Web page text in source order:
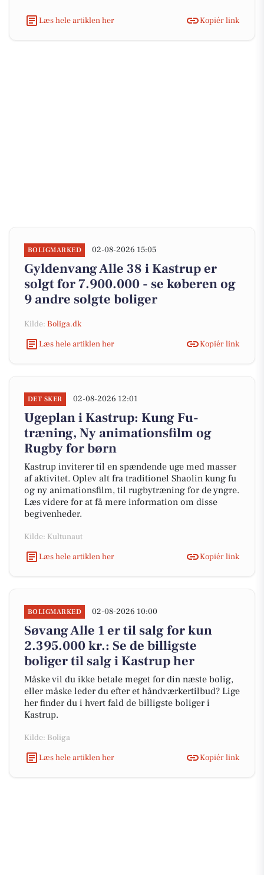
Læs hele artiklen her Kopiér link
BOLIGMARKED 02-08-2026 15:05
Gyldenvang Alle 38 i Kastrup er
solgt for 7.900.000 - se køberen og
9 andre solgte boliger
Kilde: Boliga.dk
Læs hele artiklen her
Kopiér link
DET SKER 02-08-2026 12:01
Ugeplan i Kastrup: Kung Fu-
træning, Ny animationsfilm og
Rugby for børn
Kastrup inviterer til en spændende uge med masser
af aktivitet. Oplev alt fra traditionel Shaolin kung fu
og ny animationsfilm, til rugbytræning for de yngre.
Læs videre for at få mere information om disse
begivenheder.
Kilde: Kultunaut
Læs hele artiklen her
Kopiér link
BOLIGMARKED 02-08-2026 10:00
Søvang Alle 1 er til salg for kun
2.395.000 kr.: Se de billigste
boliger til salg i Kastrup her
Måske vil du ikke betale meget for din næste bolig,
eller måske leder du efter et håndværkertilbud? Lige
her finder du i hvert fald de billigste boliger i
Kastrup.
Kilde: Boliga
Læs hele artiklen her
Kopiér link